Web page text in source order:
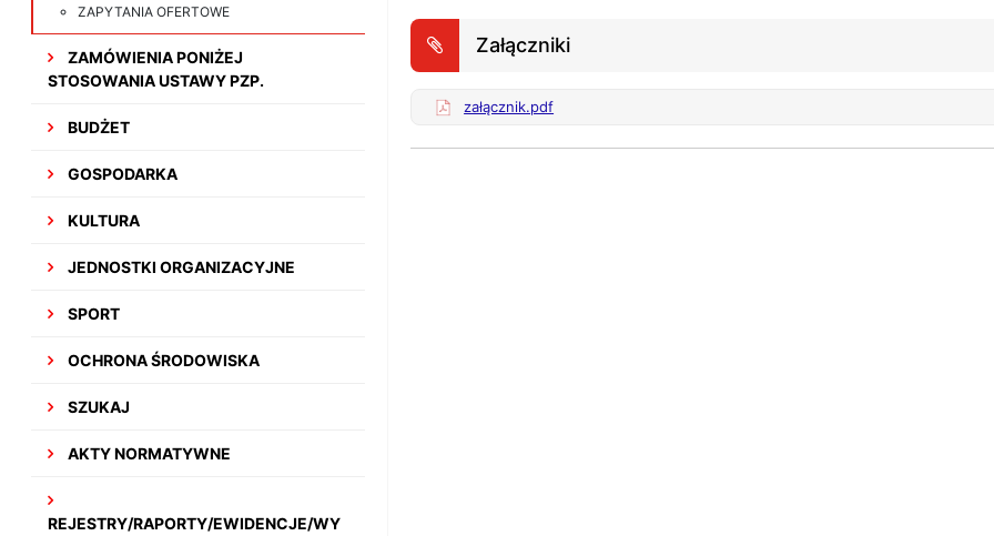
ZAPYTANIA OFERTOWE
ZAMÓWIENIA PONIŻEJ
STOSOWANIA USTAWY PZP.
BUDŻET
GOSPODARKA
KULTURA
JEDNOSTKI ORGANIZACYJNE
SPORT
OCHRONA ŚRODOWISKA
SZUKAJ
AKTY NORMATYWNE
REJESTRY/RAPORTY/EWIDENCJE/WY
Załączniki
załącznik.pdf